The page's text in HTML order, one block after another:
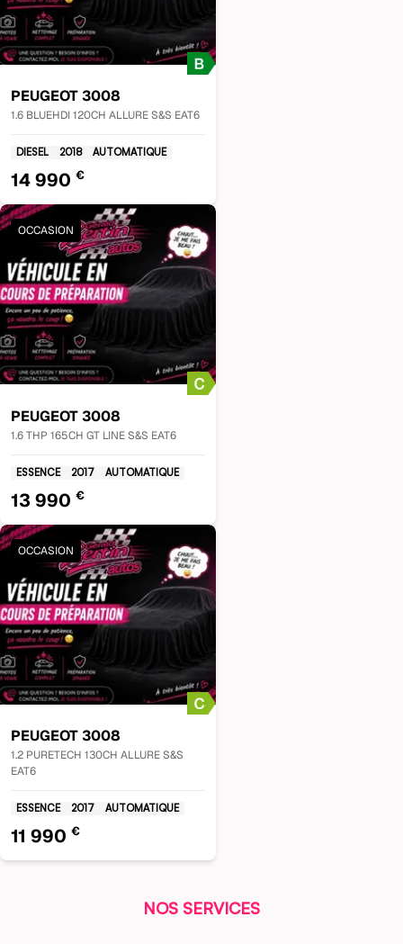
PEUGEOT3008
1.6 BLUEHDI 120CH ALLURE S&S EAT6
DIESEL 2018 AUTOMATIQUE
14 990 €
OCCASION
PEUGEOT3008
1.6 THP 165CH GT LINE S&S EAT6
ESSENCE 2017 AUTOMATIQUE
13 990 €
OCCASION
PEUGEOT3008
1.2 PURETECH 130CH ALLURE S&S
EAT6
ESSENCE 2017 AUTOMATIQUE
11 990 €
NOS SERVICES